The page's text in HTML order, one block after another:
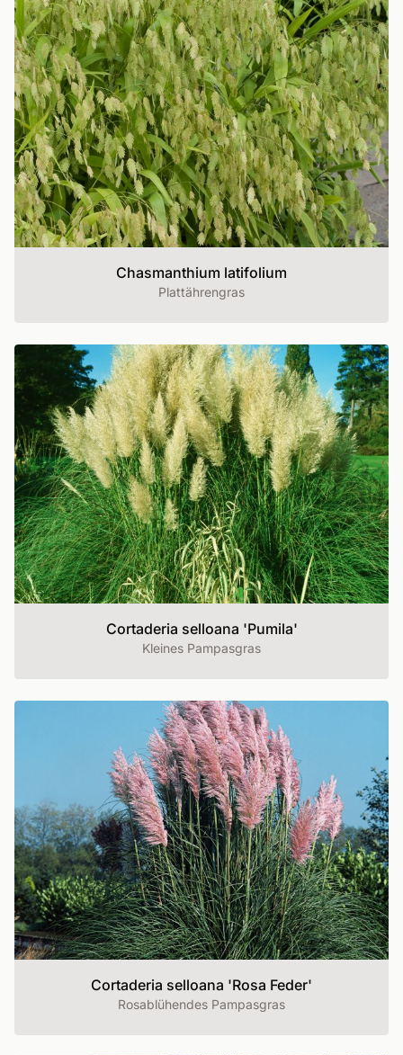
Chasmanthium latifolium
Plattährengras
Cortaderia selloana 'Pumila'
Kleines Pampasgras
Cortaderia selloana 'Rosa Feder'
Rosablühendes Pampasgras